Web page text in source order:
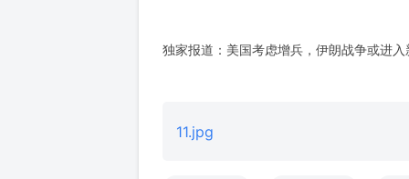
独家报道：美国考虑增兵，伊朗战争或进入
11.jpg